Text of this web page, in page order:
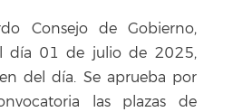
Consejo de Gobierno,
día 01 de julio de 2025,
del día. Se aprueba por
las plazas de